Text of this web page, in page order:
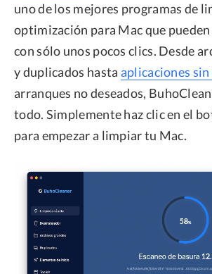
uno de los mejores programas de
optimización para Mac que
con sólo unos pocos clics. Desde
y duplicados hasta aplicaciones sin
arranques no deseados,
todo. Simplemente haz clic en el
para empezar a limpiar tu Mac.